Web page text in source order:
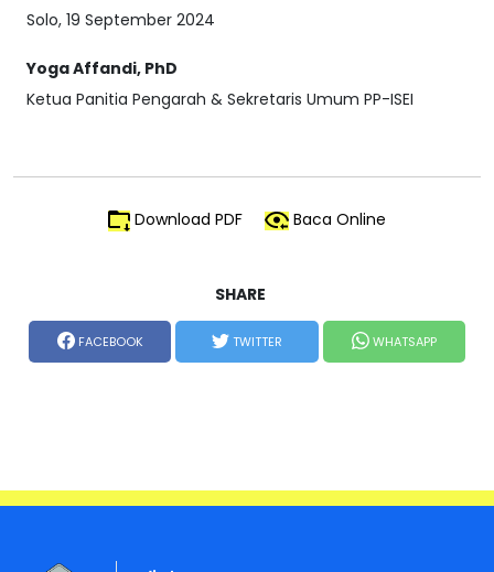
Solo, 19 September 2024
Yoga Affandi, PhD
Ketua Panitia Pengarah & Sekretaris Umum PP-ISEI
Download PDF Baca Online
SHARE
FACEBOOK TWITTER WHATSAPP